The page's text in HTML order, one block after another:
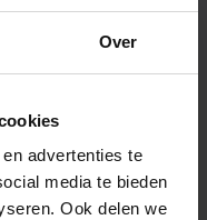
Over
advertenties te
media te bieden
Ook delen we
€19,96 per m
ten